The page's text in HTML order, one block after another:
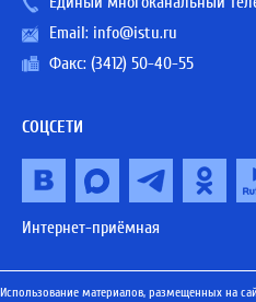
Email: info@istu.ru
Факс: (3412) 50-40-55
СОЦСЕТИ
Интернет-приёмная
Использование материалов, размещенных на